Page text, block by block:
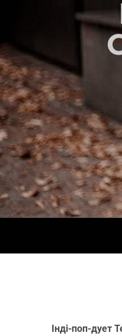
Інді-поп-дует